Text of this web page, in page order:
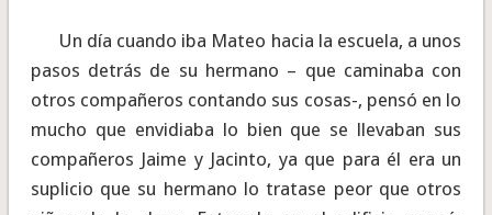
Un día cuando iba Mateo hacia la escuela, a unos
pasos detrás de su hermano – que caminaba con
otros compañeros contando sus cosas-, pensó en lo
mucho que envidiaba lo bien que se llevaban sus
compañeros Jaime y Jacinto, ya que para él era un
suplicio que su hermano lo tratase peor que otros